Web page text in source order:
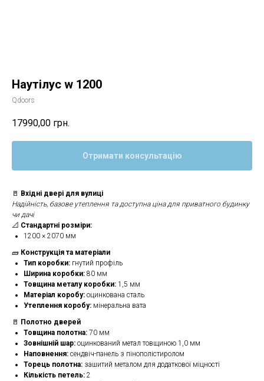
Наутілус w 1200
Qdoors
17990,00 грн.
Отримати консультацію
🚪 Вхідні двері для вулиці
Надійність, базове утеплення та доступна ціна для приватного будинку
чи дачі
📐 Стандартні розміри:
1200 × 2070 мм
🧱 Конструкція та матеріали
Тип коробки: гнутий профіль
Ширина коробки: 80 мм
Товщина металу коробки: 1,5 мм
Матеріал коробу: оцинкована сталь
Утеплення коробу: мінеральна вата
🚪 Полотно дверей
Товщина полотна: 70 мм
Зовнішній шар: оцинкований метал товщиною 1,0 мм
Наповнення: сендвіч-панель з пінополістиролом
Торець полотна: зашитий металом для додаткової міцності
Кількість петель: 2